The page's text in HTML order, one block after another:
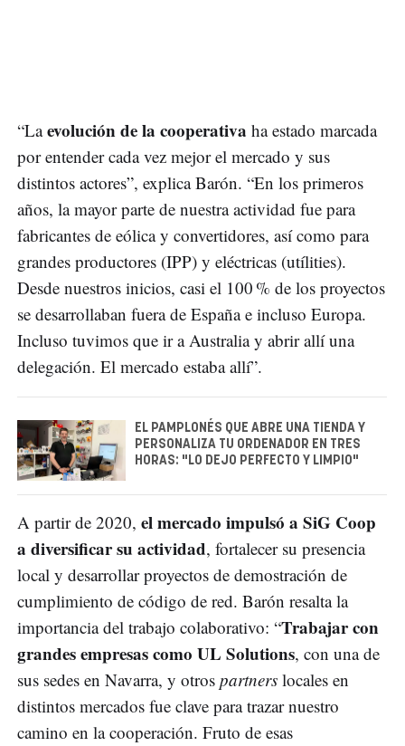
“Laevolución de la cooperativa ha estado marcada
por entender cada vez mejor el mercado y sus
distintos actores”, explica Barón. “En los primeros
años, la mayor parte de nuestra actividad fue para
fabricantes de eólica y convertidores, así como para
grandes productores (IPP) y eléctricas (utílities).
Desde nuestros inicios, casi el 100 % de los proyectos
se desarrollaban fuera de España e incluso Europa.
Incluso tuvimos que ir a Australia y abrir allí una
delegación. El mercado estaba allí”.
EL PAMPLONÉS QUE ABRE UNA TIENDA Y
PERSONALIZA TU ORDENADOR EN TRES
HORAS: "LO DEJO PERFECTO Y LIMPIO"
A partir de 2020, el mercado impulsó a SiG Coop
a diversificar su actividad, fortalecer su presencia
local y desarrollar proyectos de demostración de
cumplimiento de código de red. Barón resalta la
importancia del trabajo colaborativo: “Trabajar con
grandes empresas como UL Solutions, con una de
sus sedes en Navarra, y otros partners locales en
distintos mercados fue clave para trazar nuestro
camino en la cooperación. Fruto de esas